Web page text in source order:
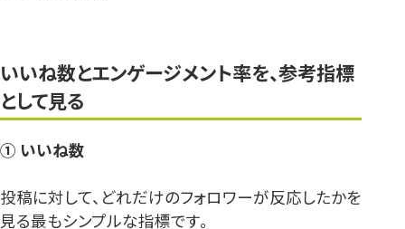
いいね数とエンゲージメント率を、参考指標
として見る
① いいね数
投稿に対して、どれだけのフォロワーが反応したかを
見る最もシンプルな指標です。